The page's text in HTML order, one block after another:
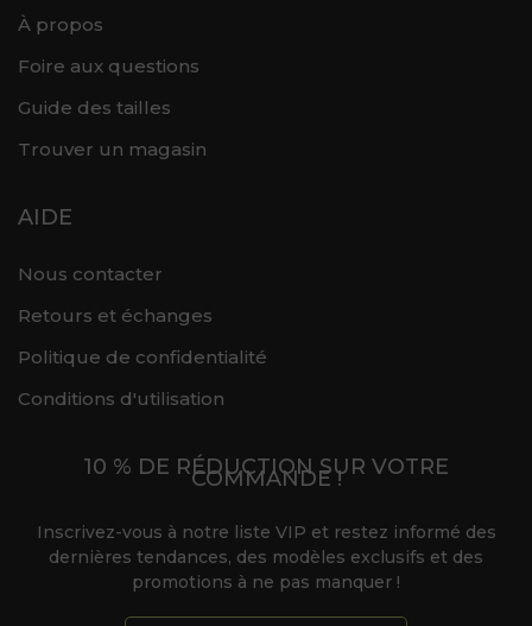
À propos
Foire aux questions
Guide des tailles
Trouver un magasin
AIDE
Nous contacter
Retours et échanges
Politique de confidentialité
Conditions d'utilisation
10 % DE RÉDUCTION SUR VOTRE
COMMANDE !
Inscrivez-vous à notre liste VIP et restez informé des
dernières tendances, des modèles exclusifs et des
promotions à ne pas manquer !